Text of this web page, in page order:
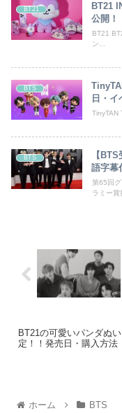
BT21
BT21
公開！
BT21
ン...
BTS
日・
TinyTAN
BTS
【
語字幕
第65回
ラミー賞
BT21の可愛いパンダぬ
定！！発売日・購入方法
ホーム BTS